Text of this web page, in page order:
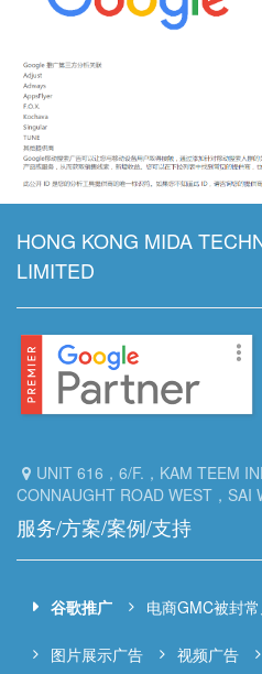
HONG KONG MIDA
LIMITED
UNIT 616，6/F.，KAM TEEM
CONNAUGHT ROAD WEST，SAI
服务/方案/案例/支持
谷歌推广 电商GMC被封
图片展示广告 视频广告